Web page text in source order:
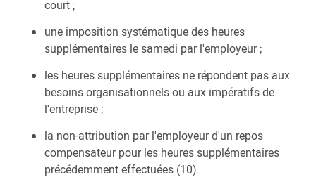
court ;
une imposition systématique des heures
supplémentaires le samedi par l'employeur ;
les heures supplémentaires ne répondent pas aux
besoins organisationnels ou aux impératifs de
l'entreprise ;
la non-attribution par l'employeur d'un repos
compensateur pour les heures supplémentaires
précédemment effectuées (10).